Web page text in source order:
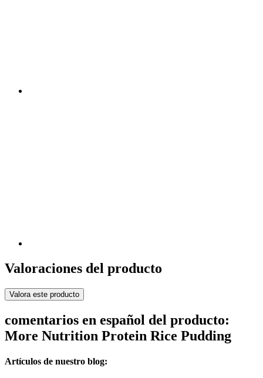
Valoraciones del producto
Valora este producto
comentarios en español del producto:
More Nutrition Protein Rice Pudding
Artículos de nuestro blog: